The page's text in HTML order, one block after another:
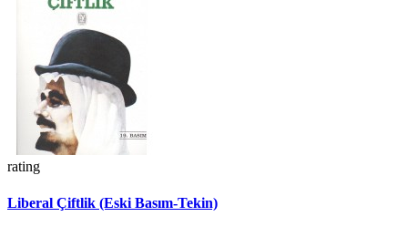
rating
Liberal Çiftlik (Eski Basım-Tekin)